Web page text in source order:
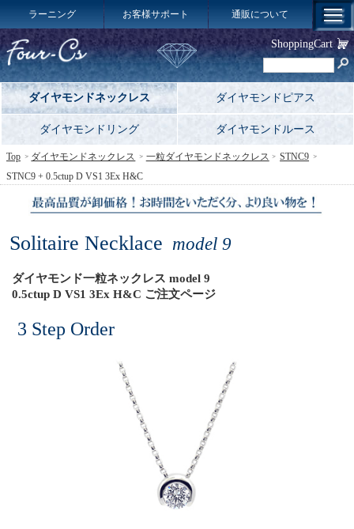
ラーニング お客様サポート 通販について
ダイヤモンドネックレス ダイヤモンドピアス
ダイヤモンドリング ダイヤモンドルース
Solitaire Necklace model 9
ダイヤモンド一粒ネックレス model 9
0.5ctup D VS1 3Ex H&C ご注文ページ
3 Step Order
Top ダイヤモンドネックレス 一粒ダイヤモンドネックレス
STNC9
STNC9 + 0.5ctup D VS1 3Ex H&C
ShoppingCart